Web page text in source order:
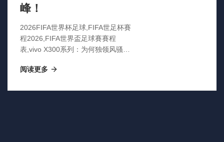
峰！
2026FIFA世界杯足球,FIFA世足杯賽
程2026,FIFA世界盃足球賽賽程
表,vivo X300系列：为何独领风骚？
峰！
阅读更多